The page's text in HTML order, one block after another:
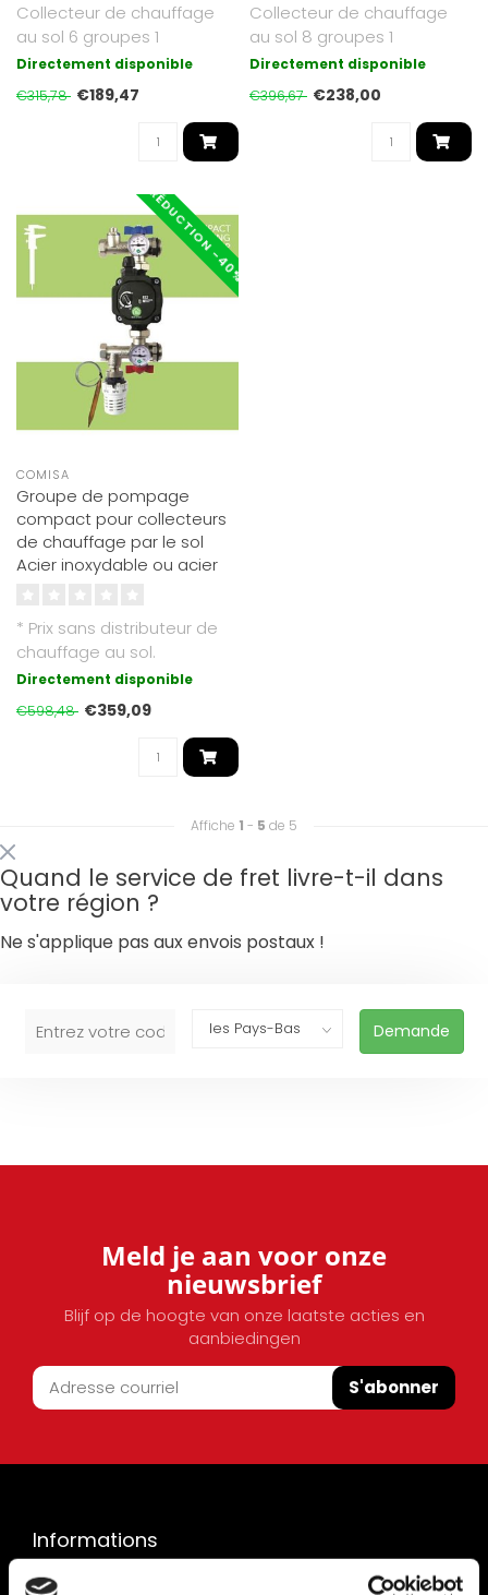
Collecteur de chauffage
au sol 6 groupes 1
pouceFXF CONN. 3/4
pouceEU RO-INOX..
Directement disponible
€315,78 €189,47
Collecteur de chauffage
au sol 8 groupes 1
pouceFXF CONN. 3/4
pouceEU RO-INOX..
Directement disponible
€396,67 €238,00
RÉDUCTION -40%
COMISA
Groupe de pompage
compact pour collecteurs
de chauffage par le sol
Acier inoxydable ou acier
* Prix sans distributeur de
chauffage au sol.
Directement disponible
€598,48 €359,09
Affiche 1 - 5 de 5
Quand le service de fret livre-t-il dans
votre région ?
Ne s'applique pas aux envois postaux !
Demande
Meld je aan voor onze
nieuwsbrief
Blijf op de hoogte van onze laatste acties en
aanbiedingen
S'abonner
Informations
Vacances de la construction